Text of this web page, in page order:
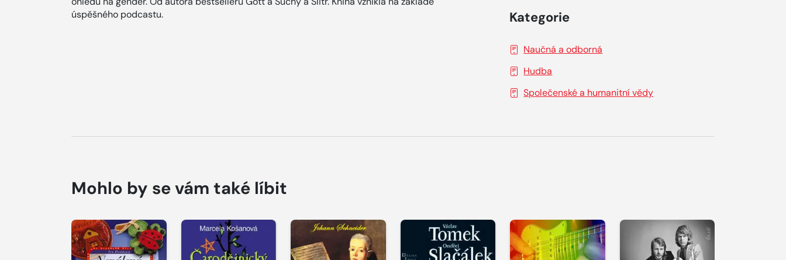
úspěšného podcastu.
Kategorie
Naučná a odborná
Hudba
Společenské a humanitní vědy
Mohlo by se vám také líbit